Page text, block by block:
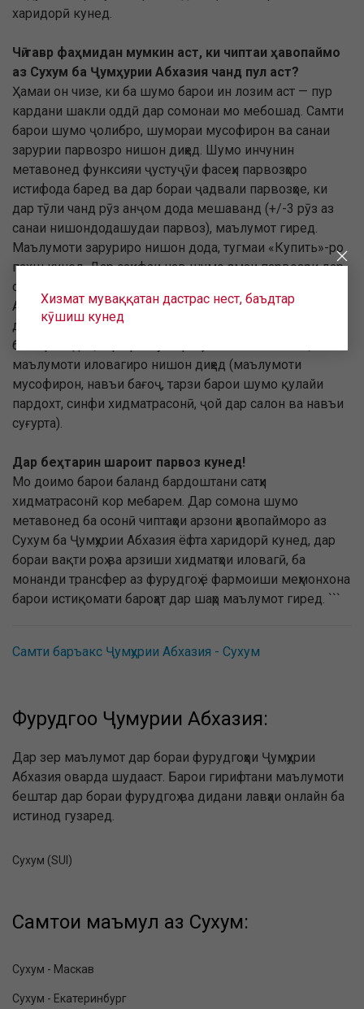
харидорӣ кунед.
Чӣ тавр фаҳмидан мумкин аст, ки чиптаи ҳавопаймо
аз Сухум ба Ҷумҳурии Абхазия чанд пул аст?
Ҳамаи он чизе, ки ба шумо барои ин лозим аст — пур
кардани шакли оддӣ дар сомонаи мо мебошад. Самти
барои шумо ҷолибро, шумораи мусофирон ва санаи
зарурии парвозро нишон диҳед. Шумо инчунин
метавонед функсияи ҷустуҷӯи фасеҳи парвозҳоро
истифода баред ва дар бораи ҷадвали парвозҳое, ки
дар тӯли чанд рӯз анҷом дода мешаванд (+/-3 рӯз аз
санаи нишондодашудаи парвоз), маълумот гиред.
Маълумоти заруриро нишон дода, тугмаи «Купить»-ро
пахш кунед. Дар саҳифаи нав шумо ҳамаи парвозҳои дар
санаҳои интихобшуда дастрасро аз Сухум ба Ҷумҳурии
Абхазия мебинед, нархи чиптаҳо дар ҳамон саҳифа нишон
дода мешавад. Парвозро интихоб кунед — мустақим ё
бо пересадка, тарифи мувофиқ, масалан эконом, ва
маълумоти иловагиро нишон диҳед (маълумоти
мусофирон, навъи бағоҷ, тарзи барои шумо қулайи
пардохт, синфи хидматрасонӣ, ҷой дар салон ва навъи
суғурта).
Дар беҳтарин шароит парвоз кунед!
Мо доимо барои баланд бардоштани сатҳи
хидматрасонӣ кор мебарем. Дар сомона шумо
метавонед ба осонӣ чиптаҳои арзони ҳавопайморо аз
Сухум ба Ҷумҳурии Абхазия ёфта харидорӣ кунед, дар
бораи вақти роҳ ва арзиши хидматҳои иловагӣ, ба
монанди трансфер аз фурудгоҳ ё фармоиши меҳмонхона
барои истиқомати бароҳат дар шаҳр маълумот гиред. ```
Самти баръакс Ҷумҳурии Абхазия - Сухум
Фурудгоҳҳо Ҷумҳурии Абхазия:
Дар зер маълумот дар бораи фурудгоҳҳои Ҷумҳурии
Абхазия оварда шудааст. Барои гирифтани маълумоти
бештар дар бораи фурудгоҳ ва дидани лавҳаи онлайн ба
истинод гузаред.
Сухум (SUI)
Самтҳои маъмул аз Сухум:
Сухум - Маскав
Сухум - Екатеринбург
Хизмат муваққатан дастрас нест, баъдтар
кӯшиш кунед